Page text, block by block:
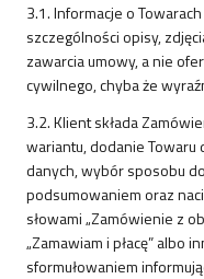
3.1. Informacje o
szczególności opisy,
zawarcia umowy, a nie
cywilnego, chyba że
3.2. Klient składa
wariantu, dodanie
danych, wybór sposobu
podsumowaniem oraz
słowami „Zamówienie z
„Zamawiam i płacę” albo
sformułowaniem